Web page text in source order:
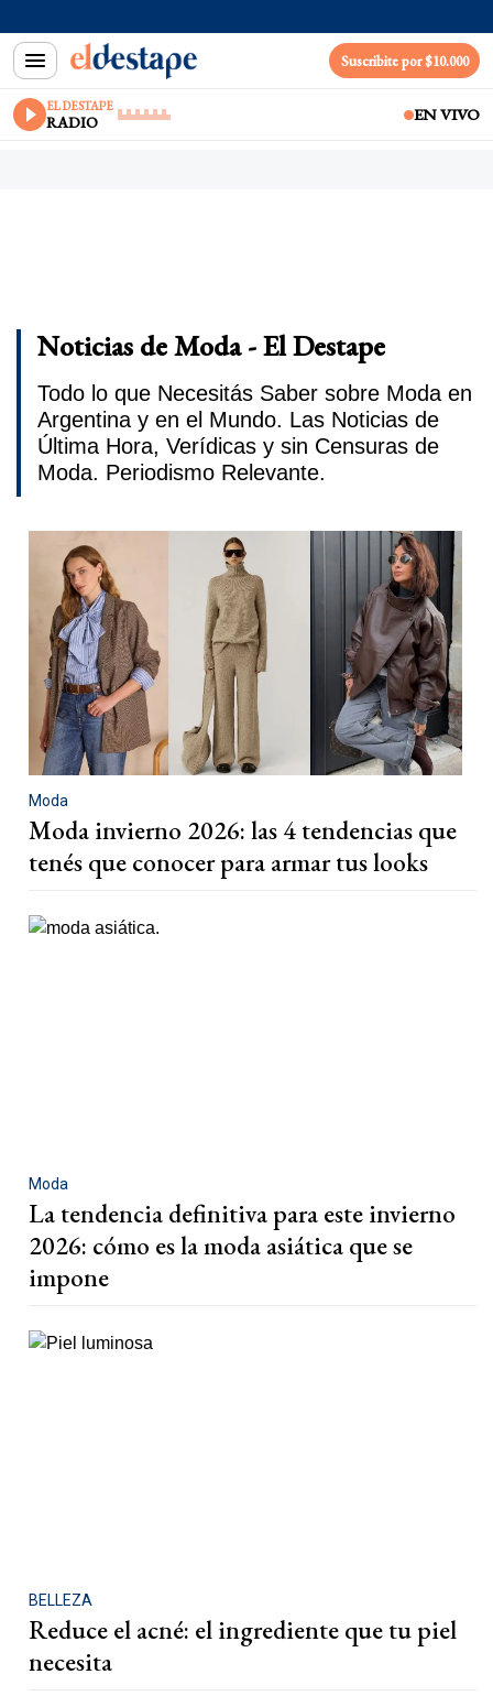
Suscribite por $10.000
EL DESTAPE
RADIO EN VIVO
Noticias de Moda - El Destape
Todo lo que Necesitás Saber sobre Moda en
Argentina y en el Mundo. Las Noticias de
Última Hora, Verídicas y sin Censuras de
Moda. Periodismo Relevante.
Moda
Moda invierno 2026: las 4 tendencias que
tenés que conocer para armar tus looks
Moda
La tendencia definitiva para este invierno
2026: cómo es la moda asiática que se
impone
BELLEZA
Reduce el acné: el ingrediente que tu piel
necesita